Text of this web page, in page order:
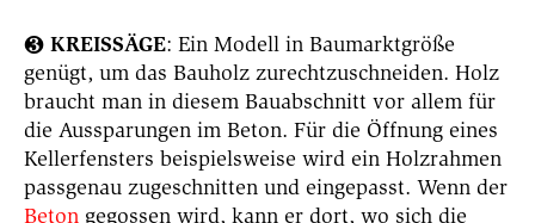
❸ KREISSÄGE: Ein Modell in Baumarktgröße
genügt, um das Bauholz zurechtzuschneiden. Holz
braucht man in diesem Bauabschnitt vor allem für
die Aussparungen im Beton. Für die Öffnung eines
Kellerfensters beispielsweise wird ein Holzrahmen
passgenau zugeschnitten und eingepasst. Wenn der
Beton gegossen wird, kann er dort, wo sich die